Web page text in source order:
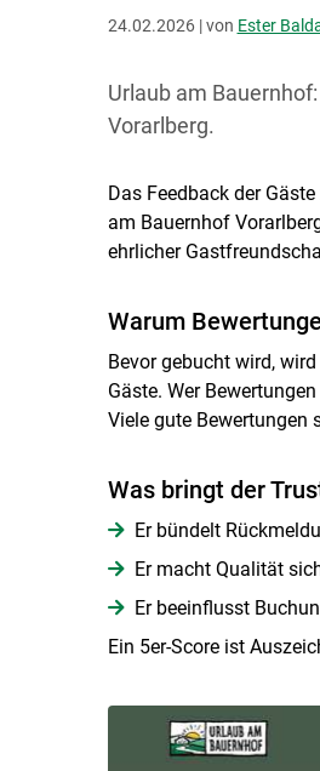
24.02.2026 | von Ester
Urlaub am
Vorarlberg.
Das Feedback der
am Bauernhof
ehrlicher
Warum
Bevor gebucht wird,
Gäste. Wer
Viele gute Bewertungen
Was bringt der
Er bündelt
Er macht Qualität
Er beeinflusst
Ein 5er-Score ist